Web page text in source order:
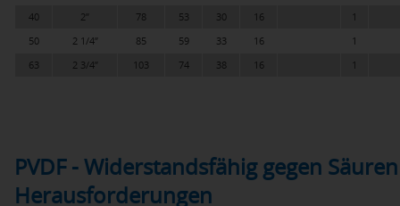
40
2” 78 53 30 16
1
50
2 1/4” 85 59 33 16
1
63
2 3/4” 103 74 38 16 1
PVDF - Widerstandsfähig gegen
Herausforderungen